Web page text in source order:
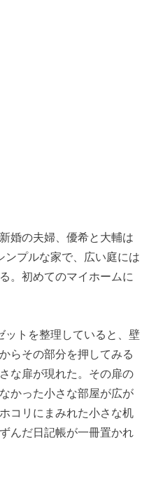
婚の夫婦、優希と大輔は
ンプルな家で、広い庭には
。初めてのマイホームに
ットを整理していると、壁
らその部分を押してみる
な扉が現れた。その扉の
かった小さな部屋が広が
コリにまみれた小さな机
んだ日記帳が一冊置かれ